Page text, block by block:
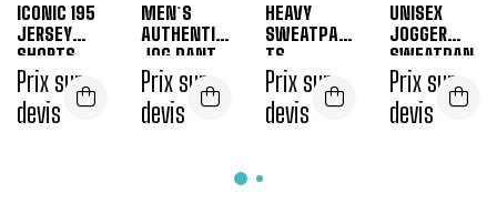
ICONIC 195
JERSEY
SHORTS
Prix sur
devis
MEN`S
AUTHENTIC
JOG PANT
Prix sur
devis
HEAVY
SWEATPAN
TS
Prix sur
devis
UNISEX
JOGGER
SWEATPAN
TS
Prix sur
devis